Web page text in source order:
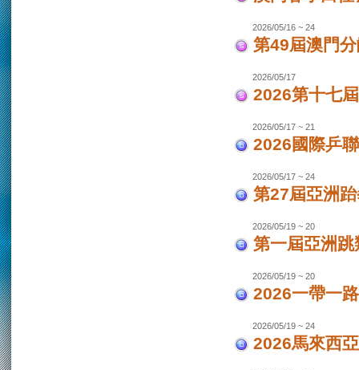
2026/05/16 ~ 24
第49屆澳門
2026/05/17
2026第十七
2026/05/17 ~ 21
2026國際乒
2026/05/17 ~ 24
第27屆亞洲
2026/05/19 ~ 20
第一屆亞洲
2026/05/19 ~ 20
2026一帶一
2026/05/19 ~ 24
2026馬來西